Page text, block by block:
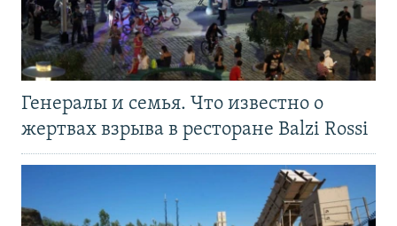
Генералы и семья. Что известно о
жертвах взрыва в ресторане Balzi Rossi